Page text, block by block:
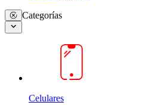
Categorías
Celulares